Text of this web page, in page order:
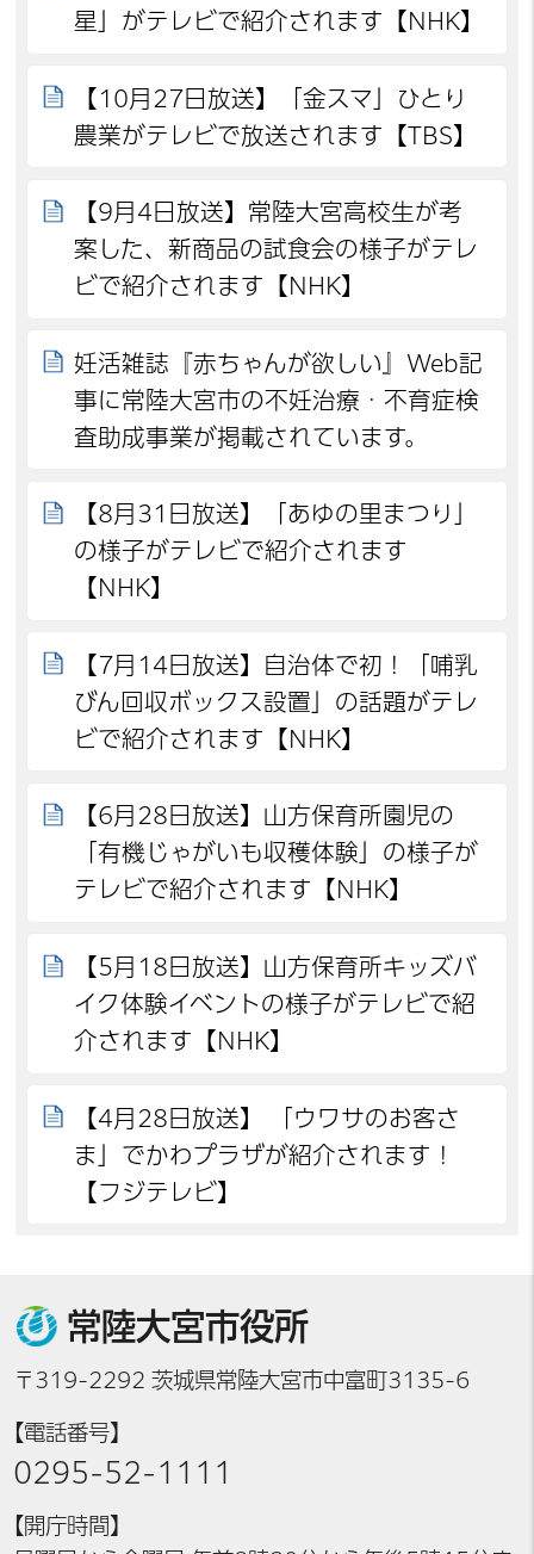
星」がテレビで紹介されます【NHK】
【10月27日放送】「金スマ」ひとり
農業がテレビで放送されます【TBS】
【9月4日放送】常陸大宮高校生が考
案した、新商品の試食会の様子がテレ
ビで紹介されます【NHK】
妊活雑誌『赤ちゃんが欲しい』Web記
事に常陸大宮市の不妊治療・不育症検
査助成事業が掲載されています。
【8月31日放送】「あゆの里まつり」
の様子がテレビで紹介されます
【NHK】
【7月14日放送】自治体で初！「哺乳
びん回収ボックス設置」の話題がテレ
ビで紹介されます【NHK】
【6月28日放送】山方保育所園児の
「有機じゃがいも収穫体験」の様子が
テレビで紹介されます【NHK】
【5月18日放送】山方保育所キッズバ
イク体験イベントの様子がテレビで紹
介されます【NHK】
【4月28日放送】 「ウワサのお客さ
ま」でかわプラザが紹介されます！
【フジテレビ】
常陸大宮市役所
〒319-2292 茨城県常陸大宮市中富町3135-6
【電話番号】
0295-52-1111
【開庁時間】